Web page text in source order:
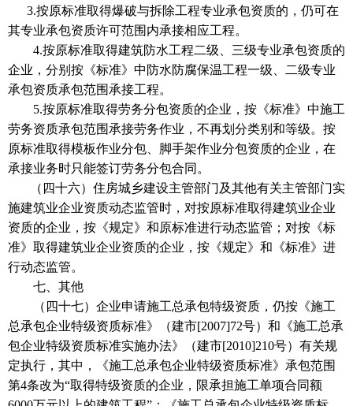
3.按原标准取得爆破与拆除工程专业承包资质的，仍可在
其专业承包资质许可范围内承接相应工程。
4.按原标准取得建筑防水工程二级、三级专业承包资质的
企业，分别按《标准》中防水防腐保温工程一级、二级专业
承包资质承包范围承接工程。
5.按原标准取得劳务分包资质的企业，按《标准》中施工
劳务资质承包范围承接劳务作业，不再划分类别和等级。按
原标准取得模板作业分包、脚手架作业分包资质的企业，在
承接业务时只能签订劳务分包合同。
（四十六）住房城乡建设主管部门及其他有关主管部门实
施建筑业企业资质动态监管时，对按原标准取得建筑业企业
资质的企业，按《规定》和原标准进行动态监管；对按《标
准》取得建筑业企业资质的企业，按《规定》和《标准》进
行动态监管。
七、其他
（四十七）企业申请施工总承包特级资质，仍按《施工
总承包企业特级资质标准》（建市[2007]72号）和《施工总承
包企业特级资质标准实施办法》（建市[2010]210号）有关规
定执行，其中，《施工总承包企业特级资质标准》承包范围
第4条改为“取得特级资质的企业，限承担施工单项合同额